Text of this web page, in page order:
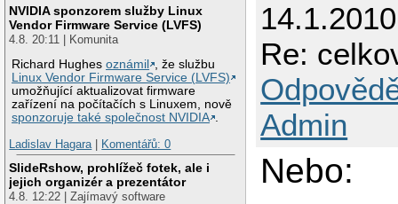
NVIDIA sponzorem služby Linux
Vendor Firmware Service (LVFS)
4.8. 20:11 | Komunita
Richard Hughesoznámil
, že službu
Linux Vendor Firmware Service (LVFS)
umožňující aktualizovat firmware
zařízení na počítačích s Linuxem, nově
sponzoruje také společnost NVIDIA .
Ladislav Hagara| Komentářů: 0
SlideRshow, prohlížeč fotek, ale i
jejich organizér a prezentátor
4.8. 12:22 | Zajímavý software
Re:
Admin
Nebo: